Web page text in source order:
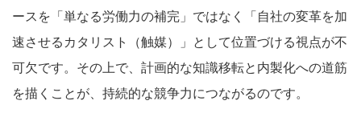
ースを「単なる労働力の補完」ではなく「自社の変革を加
速させるカタリスト（触媒）」として位置づける視点が不
可欠です。その上で、計画的な知識移転と内製化への道筋
を描くことが、持続的な競争力につながるのです。